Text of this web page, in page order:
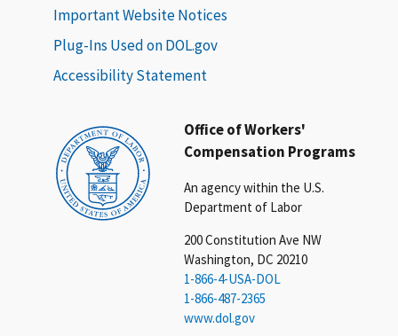
Office of Workers'
Compensation Programs
An agency within the U.S.
Department of Labor
200 Constitution Ave NW
Washington, DC 20210
1-866-4-USA-DOL
1-866-487-2365
www.dol.gov
Important Website Notices
Plug-Ins Used on DOL.gov
Accessibility Statement